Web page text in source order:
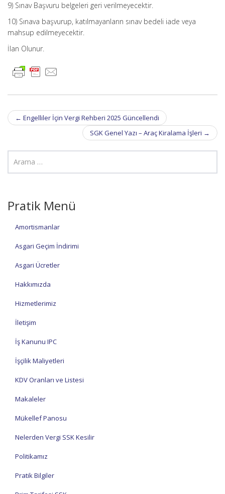
9) Sınav Başvuru belgeleri geri verilmeyecektir.
10) Sınava başvurup, katılmayanların sınav bedeli iade veya
mahsup edilmeyecektir.
İlan Olunur.
Post
navigation
← Engelliler İçin Vergi Rehberi 2025 Güncellendi
SGK Genel Yazı – Araç Kiralama İşleri →
Pratik Menü
Amortismanlar
Asgari Geçim İndirimi
Asgari Ücretler
Hakkımızda
Hizmetlerimiz
İletişim
İş Kanunu IPC
İşçilik Maliyetleri
KDV Oranları ve Listesi
Makaleler
Mükellef Panosu
Nelerden Vergi SSK Kesilir
Politikamız
Pratik Bilgiler